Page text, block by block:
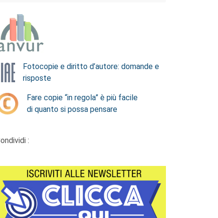
Fotocopie e diritto d’autore: domande e
risposte
Fare copie “in regola” è più facile
di quanto si possa pensare
: